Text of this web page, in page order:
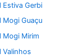
Gerbi
Mogi Guaçu
Mogi Mirim
Valinhos